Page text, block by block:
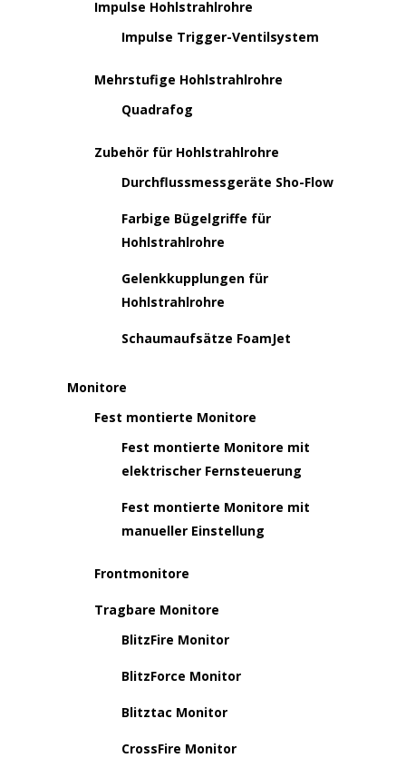
Impulse Hohlstrahlrohre
Impulse Trigger-Ventilsystem
Mehrstufige Hohlstrahlrohre
Quadrafog
Zubehör für Hohlstrahlrohre
Durchflussmessgeräte Sho-Flow
Farbige Bügelgriffe für
Hohlstrahlrohre
Gelenkkupplungen für
Hohlstrahlrohre
Schaumaufsätze FoamJet
Monitore
Fest montierte Monitore
Fest montierte Monitore mit
elektrischer Fernsteuerung
Fest montierte Monitore mit
manueller Einstellung
Frontmonitore
Tragbare Monitore
BlitzFire Monitor
BlitzForce Monitor
Blitztac Monitor
CrossFire Monitor